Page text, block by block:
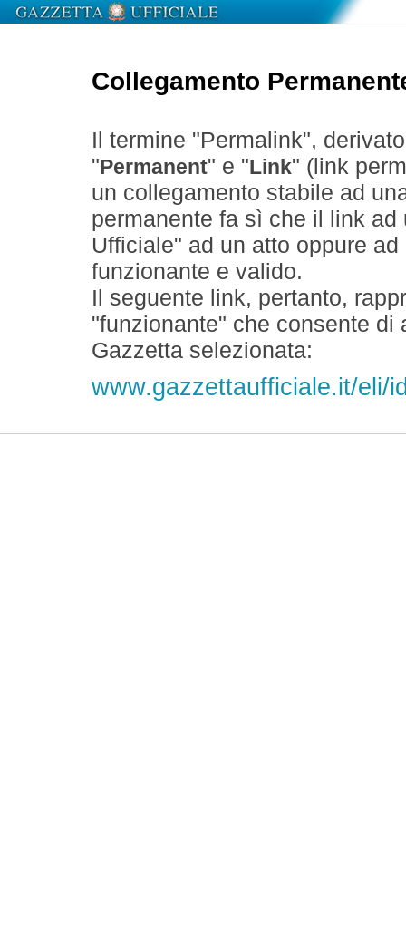
Collegamento
Il termine "Permalink",
" Permanent" e " Link" (link
un collegamento stabile ad
permanente fa sì che il link
Ufficiale" ad un atto oppure
funzionante e valido.
Il seguente link, pertanto,
"funzionante" che consente
Gazzetta selezionata:
www.gazzettaufficiale.it/eli/